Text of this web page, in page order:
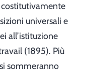
costitutivamente
universali e
all’istituzione
(1895). Più
sommeranno